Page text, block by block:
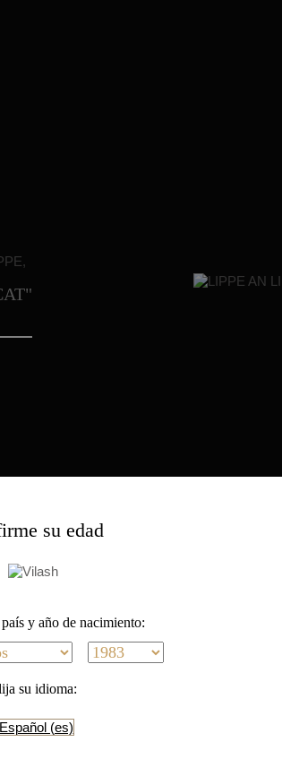
su edad
y año de nacimiento:
su idioma: